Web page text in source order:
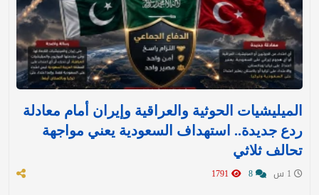
الميليشيات الحوثية والعراقية وإيران أمام معادلة
ردع جديدة.. استهداف السعودية يعني مواجهة
تحالف ثلاثي